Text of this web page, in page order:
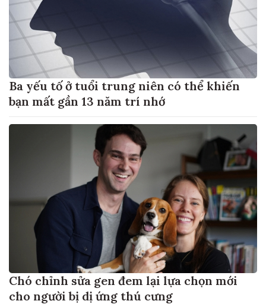
Ba yếu tố ở tuổi trung niên có thể khiến
bạn mất gần 13 năm trí nhớ
Chó chỉnh sửa gen đem lại lựa chọn mới
cho người bị dị ứng thú cưng